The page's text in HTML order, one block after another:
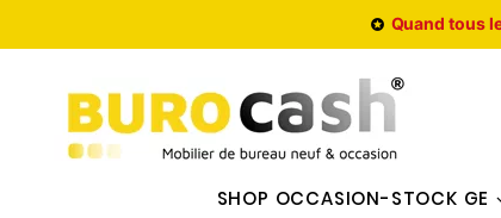
 Quand tous
SHOP OCCASION-STOCK GE